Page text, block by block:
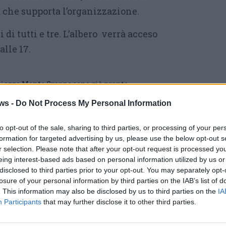
- Do Not Process My Personal Information
opt-out of the sale, sharing to third parties, or processing of your
for targeted advertising by us, please use the below opt-out
selection. Please note that after your opt-out request is processed
interest-based ads based on personal information utilized by us
to third parties prior to your opt-out. You may separately
of your personal information by third parties on the IAB’s list of
This information may also be disclosed by us to third parties on the
Participants that may further disclose it to other third parties.
che supporta l’organizzazione.
tutti e tre. L’albero verrà acceso
17.
Monte Grappa sono già pronte
arriva Varese città Natalizia
l’albero di Natale
per commentare questo articolo.
Il contenuto di questo commento esprime il pensiero dell'autore e
che rimane autonoma e indipendente. I messaggi inclusi nei commenti
lettori che possono essere automaticamente pubblicati senza filtro
a siti esterni verranno rimossi in automatico dal sistema.